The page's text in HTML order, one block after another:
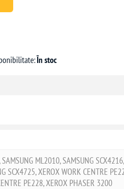
În stoc
ML2010, SAMSUNG
SCX4725, XEROX WORK CENTRE
PE228, XEROX PHASER 3200